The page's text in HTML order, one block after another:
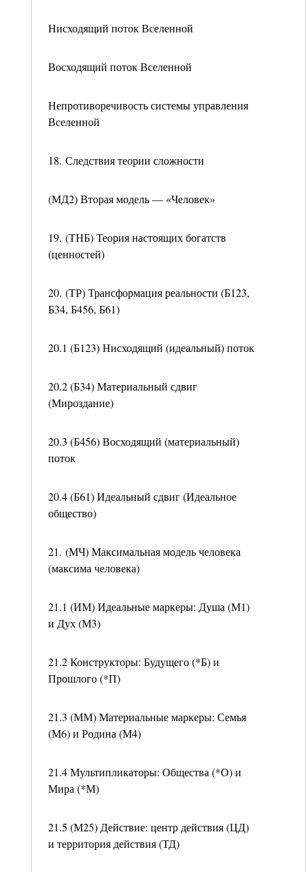
Нисходящий поток Вселенной
Восходящий поток Вселенной
Непротиворечивость системы управления
Вселенной
18. Следствия теории сложности
(МД2) Вторая модель — «Человек»
19. (ТНБ) Теория настоящих богатств
(ценностей)
20. (ТР) Трансформация реальности (Б123,
Б34, Б456, Б61)
20.1 (Б123) Нисходящий (идеальный) поток
20.2 (Б34) Материальный сдвиг
(Мироздание)
20.3 (Б456) Восходящий (материальный)
поток
20.4 (Б61) Идеальный сдвиг (Идеальное
общество)
21. (МЧ) Максимальная модель человека
(максима человека)
21.1 (ИМ) Идеальные маркеры: Душа (М1)
и Дух (М3)
21.2 Конструкторы: Будущего (*Б) и
Прошлого (*П)
21.3 (ММ) Материальные маркеры: Семья
(М6) и Родина (М4)
21.4 Мультипликаторы: Общества (*О) и
Мира (*М)
21.5 (М25) Действие: центр действия (ЦД)
и территория действия (ТД)